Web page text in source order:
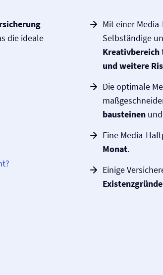
die ideale
Mit einer
Selbständige
Kreativbereich
und weitere
Die optimale
bausteinen
Eine Media-
Monat.
Einige